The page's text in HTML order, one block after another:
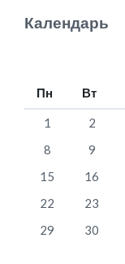
Календарь
Пн Вт
1 2
8
9
15
16
22
23
29
30